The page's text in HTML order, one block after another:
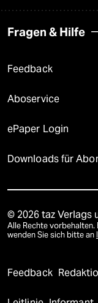
Fragen & Hilfe
Feedback
Aboservice
ePaper Login
Downloads für
© 2026 taz Verlags
Alle Rechte vorbehalten.
wenden Sie sich bitte an
Feedback